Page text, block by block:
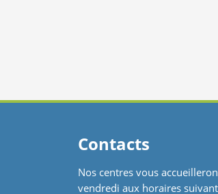
Contacts
Nos centres vous
vendredi aux horaires